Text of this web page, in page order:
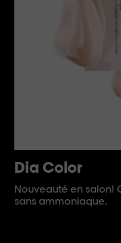
Dia Color
Nouveauté en salon!
sans ammoniaque.